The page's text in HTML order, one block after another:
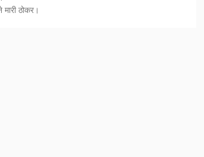
ठोकर।